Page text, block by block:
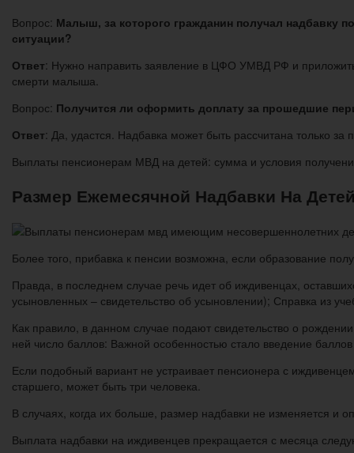
Вопрос: Малыш, за которого гражданин получал надбавку
ситуации?
Ответ: Нужно направить заявление в ЦФО УМВД РФ и
смерти малыша.
Вопрос: Получится ли оформить доплату за прошедшие
Ответ: Да, удастся. Надбавка может быть рассчитана только за
Выплаты пенсионерам МВД на детей: сумма и условия
Размер Ежемесячной Надбавки На
Более того, прибавка к пенсии возможна, если образование
Правда, в последнем случае речь идет об иждивенцах,
усыновленных – свидетельство об усыновлении); Справка из
Как правило, в данном случае подают свидетельство о
ней число баллов: Важной особенностью стало введение
Если подобный вариант не устраивает пенсионера с
старшего, может быть три человека.
В случаях, когда их больше, размер надбавки не изменяется и
Выплата надбавки на иждивенцев прекращается с месяца